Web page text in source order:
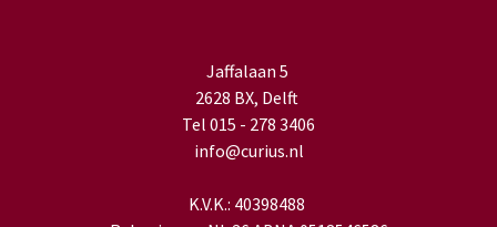
Jaffalaan 5
2628 BX, Delft
Tel 015 - 278 3406
info@curius.nl
K.V.K.: 40398488